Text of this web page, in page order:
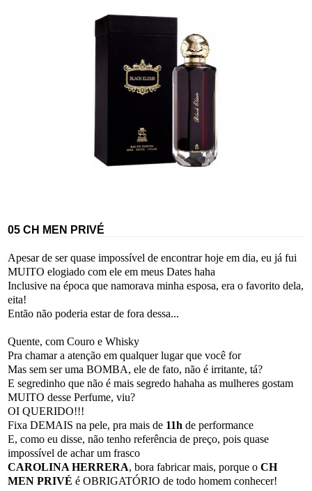
05 CH MEN PRIVÉ
Apesar de ser quase impossível de encontrar hoje em dia, eu já fui
MUITO elogiado com ele em meus Dates haha
Inclusive na época que namorava minha esposa, era o favorito dela,
eita!
Então não poderia estar de fora dessa...
Quente, com Couro e Whisky
Pra chamar a atenção em qualquer lugar que você for
Mas sem ser uma BOMBA, ele de fato, não é irritante, tá?
E segredinho que não é mais segredo hahaha as mulheres gostam
MUITO desse Perfume, viu?
OI QUERIDO!!!
Fixa DEMAIS na pele, pra mais de 11h de performance
E, como eu disse, não tenho referência de preço, pois quase
impossível de achar um frasco
CAROLINA HERRERA, bora fabricar mais, porque o CH
MEN PRIVÉ é OBRIGATÓRIO de todo homem conhecer!